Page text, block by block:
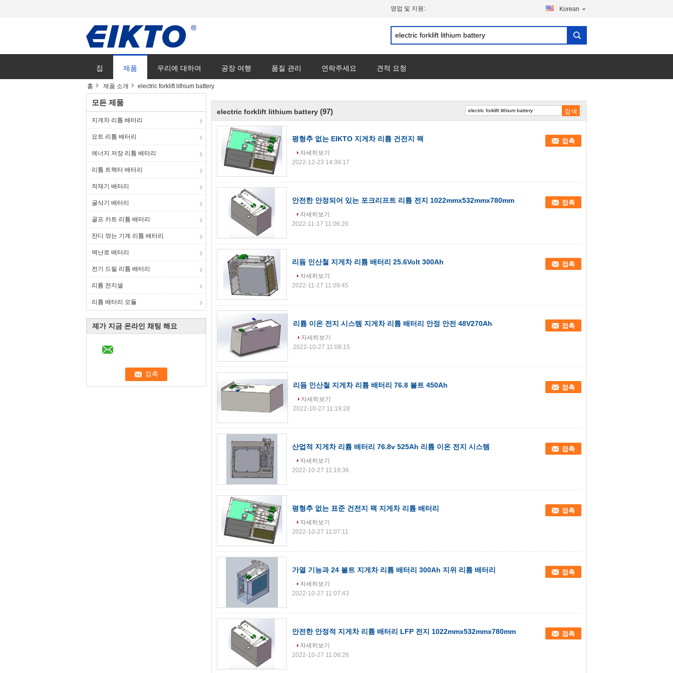
영업 및 지원: Korean
집 제품 우리에 대하여 공장 여행 품질 관리 연락주세요 견적 요청
홈 제품 소개 electric forklift lithium battery
모든 제품
지게차 리튬 배터리
요트 리튬 배터리
에너지 저장 리튬 배터리
리튬 트랙터 배터리
적재기 배터리
굴삭기 배터리
골프 카트 리튬 배터리
잔디 깎는 기계 리튬 배터리
벽난로 배터리
전기 드릴 리튬 배터리
리튬 전지셀
리튬 배터리 모듈
제가 지금 온라인 채팅 해요
electric forklift lithium battery (97)
평형추 없는 EIKTO 지게차 리튬 건전지 팩 접촉
자세히보기
2022-12-23 14:39:17
안전한 안정되어 있는 포크리프트 리튬 전지 1022mmx532mmx780mm 접촉
자세히보기
2022-11-17 11:06:26
리듐 인산철 지게차 리튬 배터리 25.6Volt 300Ah 접촉
자세히보기
2022-11-17 11:09:45
리튬 이온 전지 시스템 지게차 리튬 배터리 안정 안전 48V270Ah 접촉
자세히보기
2022-10-27 11:08:15
리듐 인산철 지게차 리튬 배터리 76.8 볼트 450Ah 접촉
자세히보기
2022-10-27 11:19:28
산업적 지게차 리튬 배터리 76.8v 525Ah 리튬 이온 전지 시스템 접촉
자세히보기
2022-10-27 11:19:36
평형추 없는 표준 건전지 팩 지게차 리튬 배터리 접촉
자세히보기
2022-10-27 11:07:11
가열 기능과 24 볼트 지게차 리튬 배터리 300Ah 지위 리튬 배터리 접촉
자세히보기
2022-10-27 11:07:43
안전한 안정적 지게차 리튬 배터리 LFP 전지 1022mmx532mmx780mm 접촉
자세히보기
2022-10-27 11:08:26